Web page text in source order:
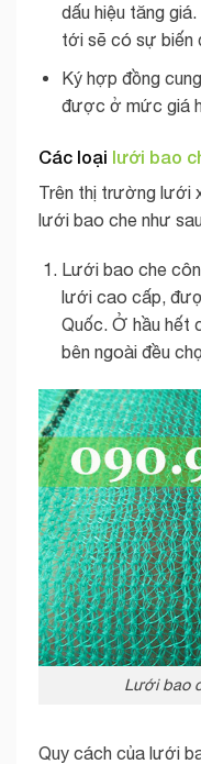
dấu hiệu tăng giá.
tới sẽ có sự biến
Ký hợp đồng
được ở mức giá
Các loại lưới bao
Trên thị trường lưới
lưới bao che như
Lưới bao che
lưới cao cấp,
Quốc. Ở hầu hết
bên ngoài đều
Lưới bao
Quy cách của lưới